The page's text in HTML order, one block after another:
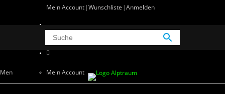
Mein Account Wunschliste Anmelden
Men
Men Sweats
Mein Account